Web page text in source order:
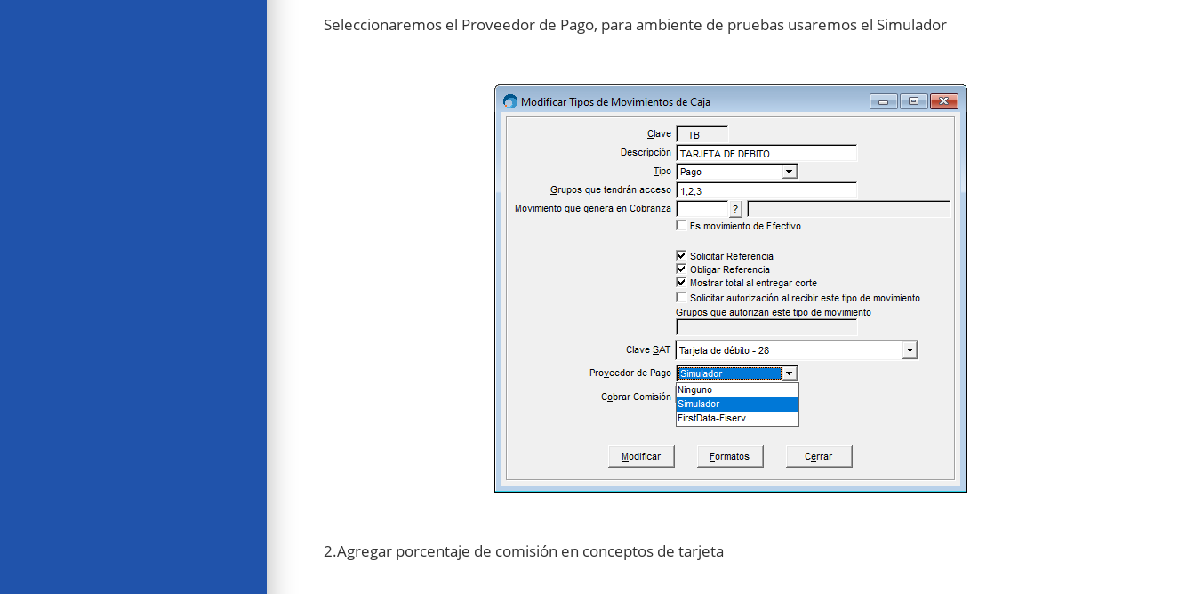
Seleccionaremos el Proveedor de Pago, para ambiente de pruebas usaremos el Simulador
2.Agregar porcentaje de comisión en conceptos de tarjeta